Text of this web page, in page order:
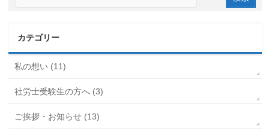
カテゴリー
私の想い (11)
社労士受験生の方へ (3)
ご挨拶・お知らせ (13)